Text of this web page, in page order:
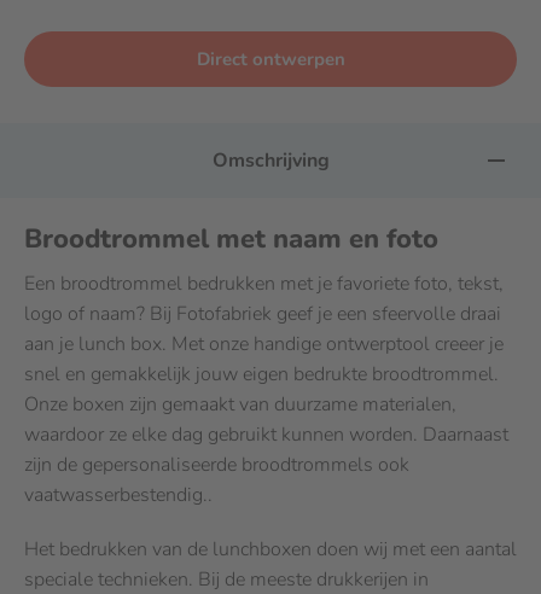
Direct ontwerpen
Omschrijving
Broodtrommel met naam en foto
Een broodtrommel bedrukken met je favoriete foto, tekst,
logo of naam? Bij Fotofabriek geef je een sfeervolle draai
aan je lunch box. Met onze handige ontwerptool creeer je
snel en gemakkelijk jouw eigen bedrukte broodtrommel.
Onze boxen zijn gemaakt van duurzame materialen,
waardoor ze elke dag gebruikt kunnen worden. Daarnaast
zijn de gepersonaliseerde broodtrommels ook
vaatwasserbestendig..
Het bedrukken van de lunchboxen doen wij met een aantal
speciale technieken. Bij de meeste drukkerijen in